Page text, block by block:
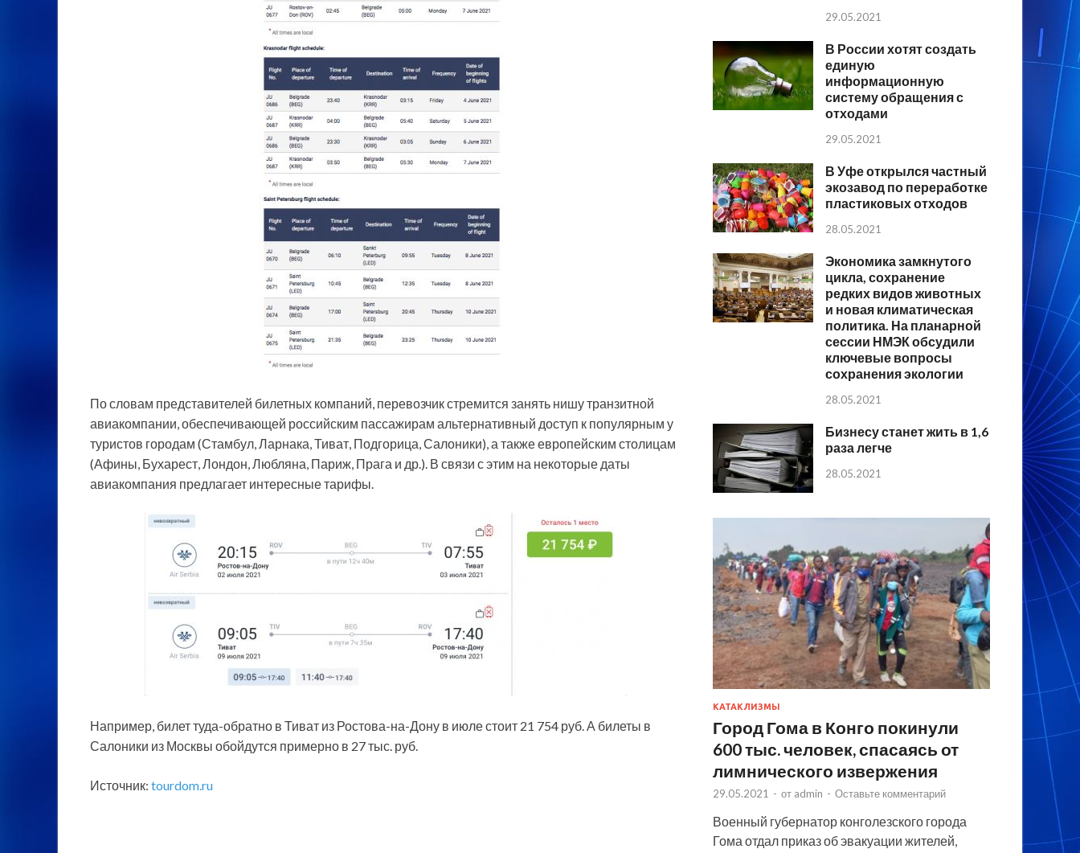
По словам представителей билетных компаний, перевозчик стремится занять нишу транзитной
авиакомпании, обеспечивающей российским пассажирам альтернативный доступ к популярным у
туристов городам (Стамбул, Ларнака, Тиват, Подгорица, Салоники), а также европейским столицам
(Афины, Бухарест, Лондон, Любляна, Париж, Прага и др.). В связи с этим на некоторые даты
авиакомпания предлагает интересные тарифы.
Например, билет туда-обратно в Тиват из Ростова-на-Дону в июле стоит 21 754 руб. А билеты в
Салоники из Москвы обойдутся примерно в 27 тыс. руб.
Источник: tourdom.ru
29.05.2021
В России хотят создать
единую
информационную
систему обращения с
отходами
29.05.2021
В Уфе открылся частный
экозавод по переработке
пластиковых отходов
28.05.2021
Экономика замкнутого
цикла, сохранение
редких видов животных
и новая климатическая
политика. На планарной
сессии НМЭК обсудили
ключевые вопросы
сохранения экологии
28.05.2021
Бизнесу станет жить в 1,6
раза легче
28.05.2021
КАТАКЛИЗМЫ
Город Гома в Конго покинули
600 тыс. человек, спасаясь от
лимнического извержения
29.05.2021 - от admin - Оставьте комментарий
Военный губернатор конголезского города
Гома отдал приказ об эвакуации жителей,